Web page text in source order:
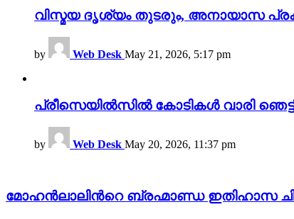
വിസ്മയ ദൃശ്യം തുടരും, അനായാസ
by Web Desk May 21, 2026, 5:17 pm
പ്രീസെയിൽസിൽ കോടികൾ വാരി
by Web Desk May 20, 2026, 11:37 pm
മോഹൻലാലിൻറെ ബ്രഹ്മാണ്ഡ ഇതിഹാസ